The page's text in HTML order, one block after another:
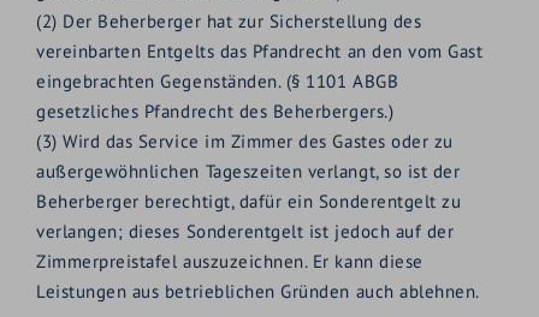
(2) Der Beherberger hat zur Sicherstellung des
vereinbarten Entgelts das Pfandrecht an den vom Gast
eingebrachten Gegenständen. (§ 1101 ABGB
gesetzliches Pfandrecht des Beherbergers.)
(3) Wird das Service im Zimmer des Gastes oder zu
außergewöhnlichen Tageszeiten verlangt, so ist der
Beherberger berechtigt, dafür ein Sonderentgelt zu
verlangen; dieses Sonderentgelt ist jedoch auf der
Zimmerpreistafel auszuzeichnen. Er kann diese
Leistungen aus betrieblichen Gründen auch ablehnen.